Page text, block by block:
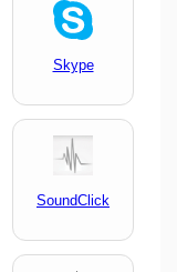
Skype
SoundClick